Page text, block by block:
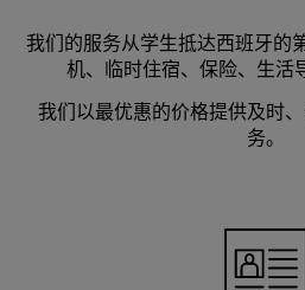
我们的服务从学生抵达西班牙的
机、临时住宿、保险、生活
我们以最优惠的价格提供及时
务。